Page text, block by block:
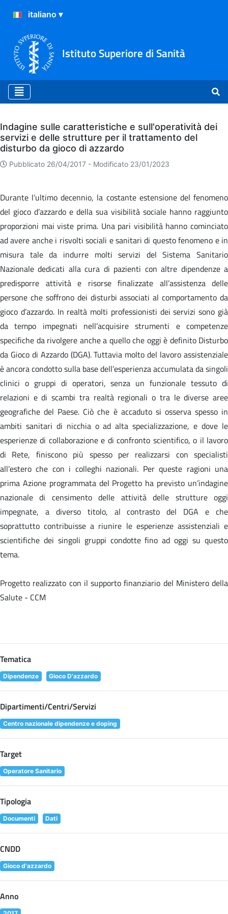
Istituto Superiore di Sanità
Archivio
Indagine sulle caratteristiche e sull'operatività dei
servizi e delle strutture per il trattamento del
disturbo da gioco di azzardo
Pubblicato 26/04/2017 - Modificato 23/01/2023
Durante l’ultimo decennio, la costante estensione del fenomeno
del gioco d’azzardo e della sua visibilità sociale hanno raggiunto
proporzioni mai viste prima. Una pari visibilità hanno cominciato
ad avere anche i risvolti sociali e sanitari di questo fenomeno e in
misura tale da indurre molti servizi del Sistema Sanitario
Nazionale dedicati alla cura di pazienti con altre dipendenze a
predisporre attività e risorse finalizzate all’assistenza delle
persone che soffrono dei disturbi associati al comportamento da
gioco d’azzardo. In realtà molti professionisti dei servizi sono già
da tempo impegnati nell’acquisire strumenti e competenze
specifiche da rivolgere anche a quello che oggi è definito Disturbo
da Gioco di Azzardo (DGA). Tuttavia molto del lavoro assistenziale
è ancora condotto sulla base dell’esperienza accumulata da singoli
clinici o gruppi di operatori, senza un funzionale tessuto di
relazioni e di scambi tra realtà regionali o tra le diverse aree
geografiche del Paese. Ciò che è accaduto si osserva spesso in
ambiti sanitari di nicchia o ad alta specializzazione, e dove le
esperienze di collaborazione e di confronto scientifico, o il lavoro
di Rete, finiscono più spesso per realizzarsi con specialisti
all’estero che con i colleghi nazionali. Per queste ragioni una
prima Azione programmata del Progetto ha previsto un’indagine
nazionale di censimento delle attività delle strutture oggi
impegnate, a diverso titolo, al contrasto del DGA e che
soprattutto contribuisse a riunire le esperienze assistenziali e
scientifiche dei singoli gruppi condotte fino ad oggi su questo
tema.
Progetto realizzato con il supporto finanziario del Ministero della
Salute - CCM
Tematica
Dipendenze Gioco D'azzardo
Dipartimenti/Centri/Servizi
Centro nazionale dipendenze e doping
Target
Operatore Sanitario
Tipologia
Documenti Dati
CNDD
Gioco d'azzardo
Anno